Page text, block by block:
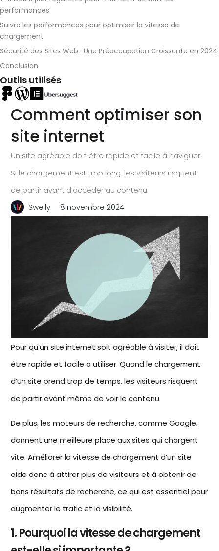
performances
Suivre les performances pour optimiser la vitesse de
chargement
Sécurité des Sites Web : Une Préoccupation Croissante en 2024
Conclusion
Outils utilisés
Comment optimiser son
site internet
Un site agréable doit être rapide et facile à naviguer.
Si le chargement est trop long, les visiteurs risquent
de partir avant d'accéder au contenu.
Sweily
8 novembre 2024
Pour qu’un site internet soit agréable à visiter, il doit
être rapide et facile à utiliser. Quand le chargement
d’un site prend trop de temps, les visiteurs risquent
de partir avant même de voir le contenu.
De plus, les moteurs de recherche, comme Google,
donnent une meilleure place aux sites qui chargent
vite.Améliorer la vitesse de chargement d’un site
aide donc à attirer plus de visiteurs et à obtenir de
bons résultats de recherche, ce qui est essentiel pour
augmenter le trafic et la visibilité.
1. Pourquoi la vitesse de chargement